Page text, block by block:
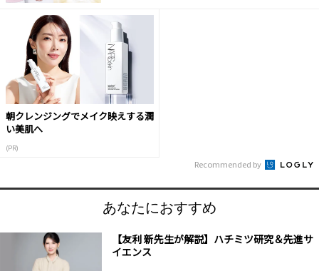
朝クレンジングでメイク映えする潤
い美肌へ
(PR)
Recommended by
あなたにおすすめ
【友利 新先生が解説】ハチミツ研究＆先進サ
イエンス